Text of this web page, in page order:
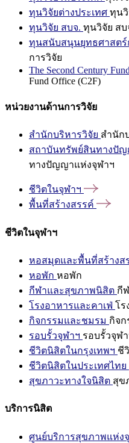
ทุนวิจัยต่างประเทศ ทุนวิ
ทุนวิจัย สบจ. ทุนวิจัย สบ
ทุนสนับสนุนยุทธศาสตร์
การวิจัย
The Second Century
Fund Office (C2F)
หน่วยงานด้านการวิจัย
สำนักบริหารวิจัย สำนัก
สถาบันทรัพย์สินทางปั
ทางปัญญาแห่งจุฬาฯ
ชีวิตในจุฬาฯ
พื้นที่สร้างสรรค์
ชีวิตในจุฬาฯ
หอสมุดและพื้นที่สร้างส
หอพัก หอพัก
กีฬาและสุขภาพนิสิต กี
โรงอาหารและคาเฟ่ โร
กิจกรรมและชมรม กิจ
รอบรั้วจุฬาฯ รอบรั้วจุฬ
ชีวิตนิสิตในกรุงเทพฯ ชี
ชีวิตนิสิตในประเทศไทย
สุขภาวะทางใจนิสิต สุข
บริการนิสิต
ศูนย์บริการสุขภาพแห่ง